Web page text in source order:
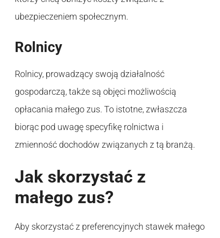
ubezpieczeniem społecznym.
Rolnicy
Rolnicy, prowadzący swoją działalność
gospodarczą, także są objęci możliwością
opłacania małego zus. To istotne, zwłaszcza
biorąc pod uwagę specyfikę rolnictwa i
zmienność dochodów związanych z tą branżą.
Jak skorzystać z
małego zus?
Aby skorzystać z preferencyjnych stawek małego